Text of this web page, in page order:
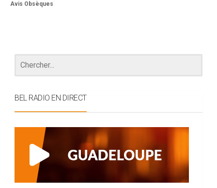
Avis Obsèques
BEL RADIO EN DIRECT